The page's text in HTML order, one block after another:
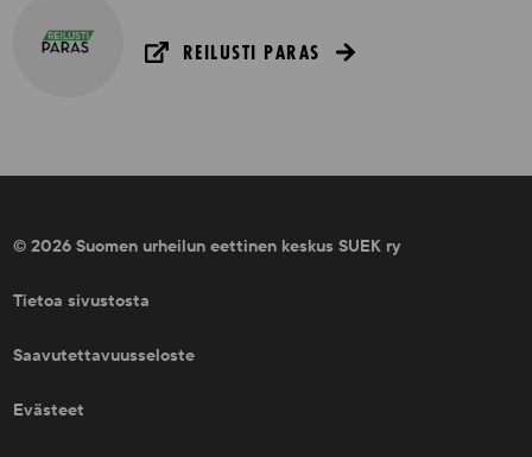
REILUSTI PARAS
© 2026 Suomen urheilun eettinen keskus SUEK ry
Tietoa sivustosta
Saavutettavuusseloste
Evästeet